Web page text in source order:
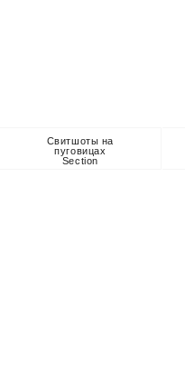
Свитшоты на
пуговицах
Section